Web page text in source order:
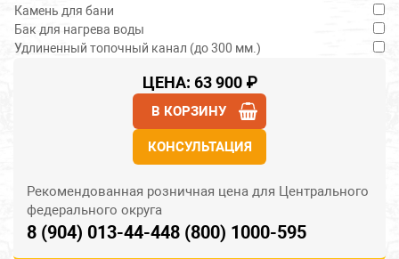
Камень для бани
Бак для нагрева воды
Удлиненный топочный канал (до 300 мм.)
ЦЕНА: 63 900 ₽
В КОРЗИНУ
КОНСУЛЬТАЦИЯ
Рекомендованная розничная цена для Центрального
федерального округа
8 (904) 013-44-448 (800) 1000-595